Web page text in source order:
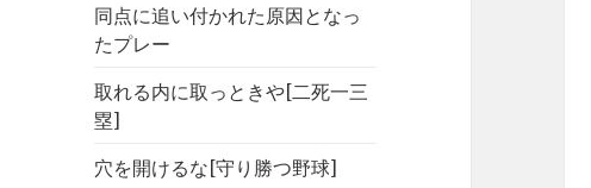
同点に追い付かれた原因となっ
たプレー
取れる内に取っときや[二死一三
塁]
穴を開けるな[守り勝つ野球]